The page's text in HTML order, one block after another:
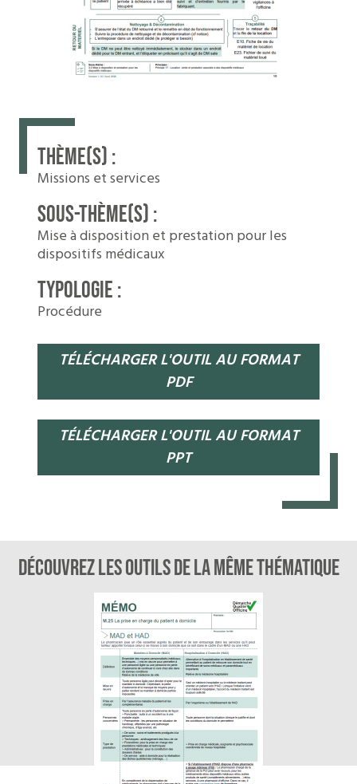
THÈME(S) :
Missions et services
SOUS-THÈME(S) :
Mise à disposition et prestation pour les
dispositifs médicaux
TYPOLOGIE :
Procédure
TÉLÉCHARGER L'OUTIL AU FORMAT
PDF
TÉLÉCHARGER L'OUTIL AU FORMAT
PPT
Découvrez les outils de la même thématique